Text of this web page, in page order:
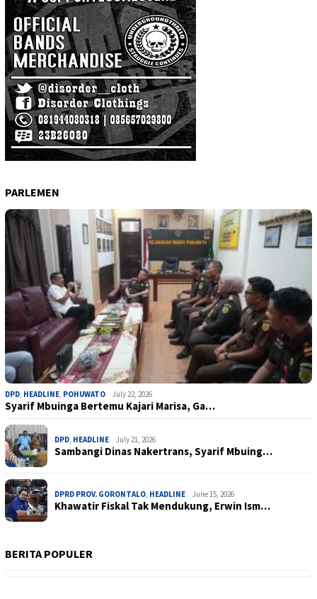
PARLEMEN
DPD, HEADLINE, POHUWATO July 22, 2026
Syarif Mbuinga Bertemu Kajari Marisa, Ga…
DPD, HEADLINE July 21, 2026
Sambangi Dinas Nakertrans, Syarif Mbuing…
DPRD PROV. GORONTALO, HEADLINE June 15, 2026
Khawatir Fiskal Tak Mendukung, Erwin Ism…
BERITA POPULER